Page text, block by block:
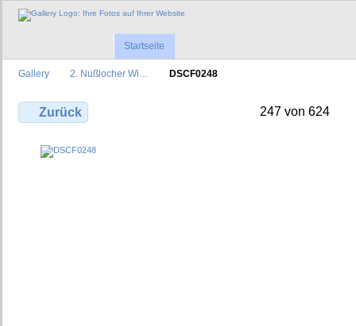
Startseite
Gallery 2. Nußlocher Wi… DSCF0248
Zurück 247 von 624